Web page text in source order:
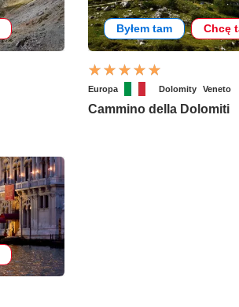
Byłem tam Chcę
Europa Dolomity Veneto
Cammino della Dolomiti